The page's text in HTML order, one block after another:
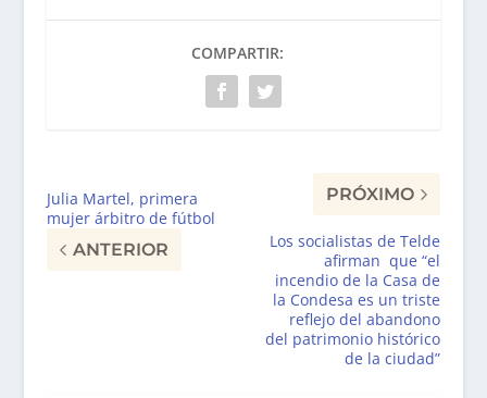
COMPARTIR:
Julia Martel, primera
mujer árbitro de fútbol
ANTERIOR
PRÓXIMO
Los socialistas de Telde
afirman que “el
incendio de la Casa de
la Condesa es un triste
reflejo del abandono
del patrimonio histórico
de la ciudad”